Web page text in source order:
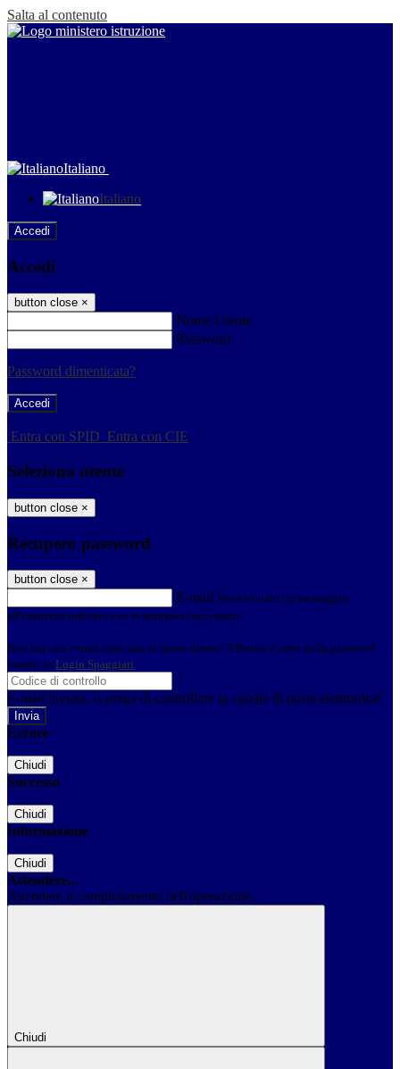
Salta al contenuto
Italiano
Italiano
Accedi
Accedi
button close ×
Nome Utente
Password
Password dimenticata?
-
Entra con SPID Entra con CIE
Seleziona utente
button close ×
Recupero password
button close ×
E-mail Verrà inviato un messaggio
all'indirizzo indicato con le istruzioni necessarie.
Non hai una e-mail associata al nome utente? Effettua il reset della password
tramite la Login Spaggiari
E-mail inviata, si prega di controllare la casella di posta elettronica!
Errore
Chiudi
Successo
Chiudi
Informazione
Chiudi
Attendere...
Attendere il completamento dell'operazione...
Chiudi